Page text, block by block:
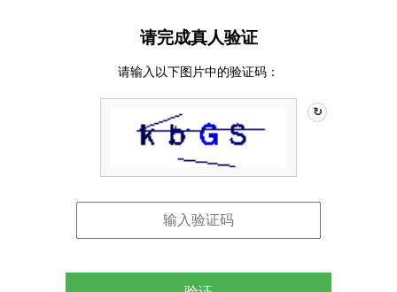
请完成真人验证
请输入以下图片中的验证码：
↻